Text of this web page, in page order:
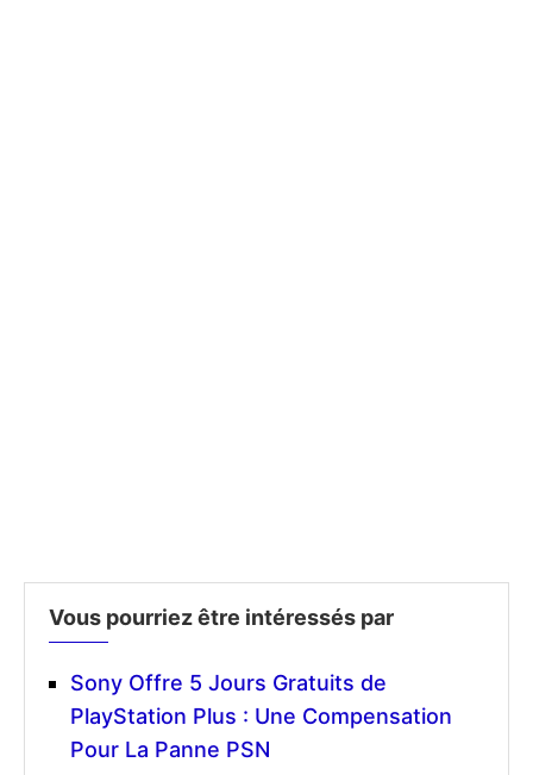
Vous pourriez être intéressés par
Sony Offre 5 Jours Gratuits de
PlayStation Plus : Une Compensation
Pour La Panne PSN